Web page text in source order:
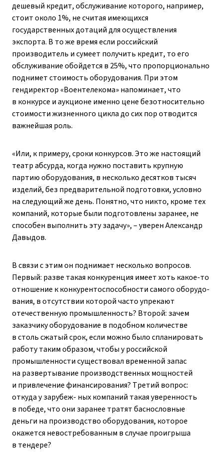
дешевый кредит, обслуживание которого, например,
стоит около 1%, не считая имеющихся
государственных дотаций для осуществления
экспорта. В то же время если российский
производитель и сумеет получить кредит, то его
обслуживание обойдется в 25%, что пропорционально
поднимет стоимость оборудования. При этом
гендиректор «Воентелекома» напоминает, что
в конкурсе и аукционе именно цене безотносительно
стоимости жизненного цикла до сих пор отводится
важнейшая роль.
«Или, к примеру, сроки конкурсов. Это же настоящий
театр абсурда, когда нужно поставить крупную
партию оборудования, в несколько десятков тысяч
изделий, без предварительной подготовки, условно
на следующий же день. Понятно, что никто, кроме тех
компаний, которые были подготовлены заранее, не
способен выполнить эту задачу», – ​уверен Александр
Давыдов.
В связи с этим он поднимает несколько вопросов.
Первый: разве такая конкуренция имеет хоть какое-то
отношение к конкурентоспособности самого оборудо-
вания, в отсутствии которой часто упрекают
отечественную промышленность? Второй: зачем
заказчику оборудование в подобном количестве
в столь сжатый срок, если можно было спланировать
работу таким образом, чтобы у российской
промышленности существовал временной запас
на развертывание производственных мощностей
и привлечение финансирования? Третий вопрос:
откуда у зарубеж- ных компаний такая уверенность
в победе, что они заранее тратят баснословные
деньги на производство оборудования, которое
окажется невостребованным в случае проигрыша
в тендере?